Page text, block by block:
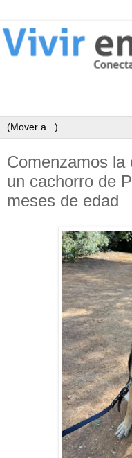
Comenzamos la
un cachorro de
meses de edad